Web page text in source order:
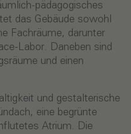
pädagogisches
das Gebäude sowohl
Fachräume, darunter
Labor. Daneben sind
und einen
und gestalterische
eine begrünte
Atrium. Die